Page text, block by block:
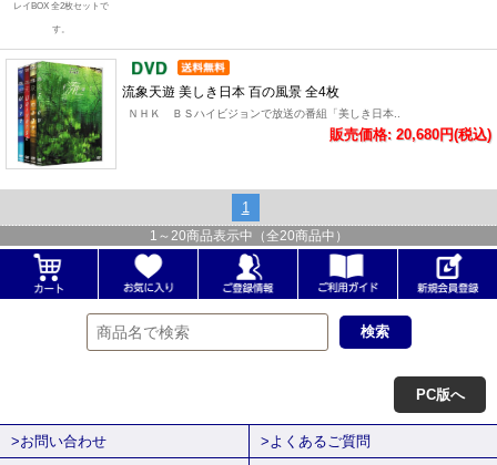
レイBOX 全2枚セットで
す。
流象天遊 美しき日本 百の風景 全4枚
ＮＨＫ ＢＳハイビジョンで放送の番組「美しき日本..
販売価格: 20,680円(税込)
1
1 ～ 20商品表示中（全20商品中）
PC版へ
>お問い合わせ
>よくあるご質問